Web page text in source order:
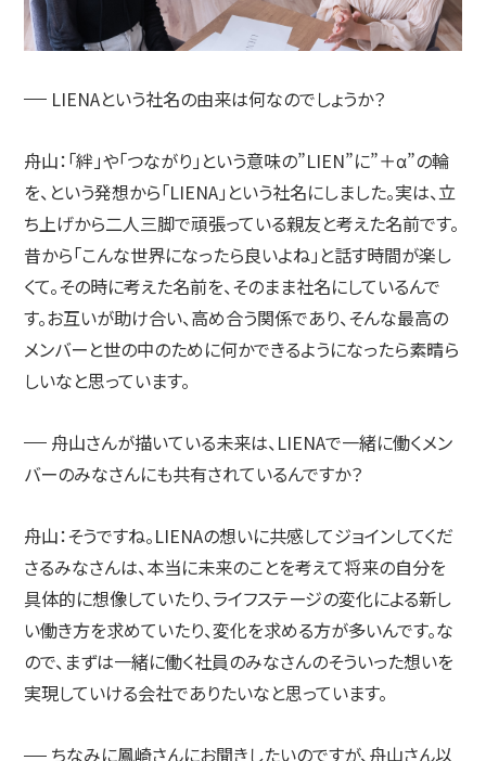
LIENAという社名の由来は何なのでしょうか？
舟山：「絆」や「つながり」という意味の”LIEN”に”＋α”の輪
を、という発想から「LIENA」という社名にしました。実は、立
ち上げから二人三脚で頑張っている親友と考えた名前です。
昔から「こんな世界になったら良いよね」と話す時間が楽し
くて。その時に考えた名前を、そのまま社名にしているんで
す。お互いが助け合い、高め合う関係であり、そんな最高の
メンバーと世の中のために何かできるようになったら素晴ら
しいなと思っています。
舟山さんが描いている未来は、LIENAで一緒に働くメン
バーのみなさんにも共有されているんですか？
舟山：そうですね。LIENAの想いに共感してジョインしてくだ
さるみなさんは、本当に未来のことを考えて将来の自分を
具体的に想像していたり、ライフステージの変化による新し
い働き方を求めていたり、変化を求める方が多いんです。な
ので、まずは一緒に働く社員のみなさんのそういった想いを
実現していける会社でありたいなと思っています。
ちなみに鳳崎さんにお聞きしたいのですが、舟山さん以